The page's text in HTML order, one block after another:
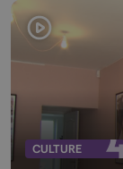
CULTURE